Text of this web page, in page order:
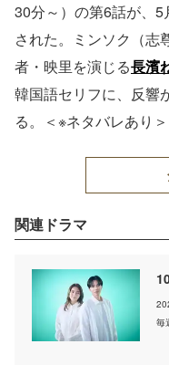
30分～）の第6話が、5
された。ミンソク（志
者・映里を演じる長濱
韓国語セリフに、反響
る。＜※ネタバレあり＞
関連ドラマ
毎